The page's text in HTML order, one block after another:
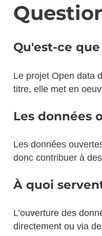
Qu'est-ce
Le projet Open data
titre, elle met en
Les données
Les données
donc contribuer à
À quoi
L’ouverture des
directement ou via